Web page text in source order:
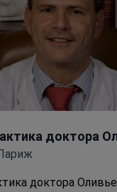
доктора
доктора